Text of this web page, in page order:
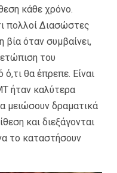
κάθε χρόνο.
πολλοί Διασώστες
όταν συμβαίνει,
του
θα έπρεπε. Είναι
ήταν καλύτερα
μειώσουν δραματικά
και διεξάγονται
το καταστήσουν